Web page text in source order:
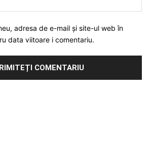
adresa de e-mail și site-ul web în
data viitoare i comentariu.